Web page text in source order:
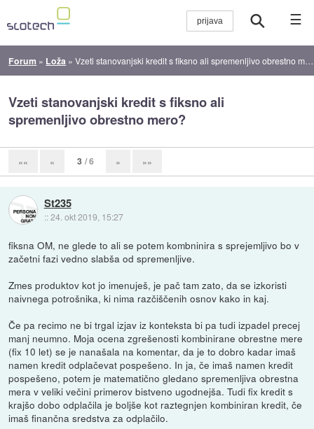
☰
Forum » Loža »Vzeti stanovanjski kredit s fiksno ali spremenljivo obrestno mero?
Vzeti stanovanjski kredit s fiksno ali
spremenljivo obrestno mero?
«« « 3 / 6 » »»
St235
::24. okt 2019, 15:27
fiksna OM, ne glede to ali se potem kombninira s sprejemljivo bo v
začetni fazi vedno slabša od spremenljive.
Zmes produktov kot jo imenuješ, je pač tam zato, da se izkoristi
naivnega potrošnika, ki nima razčiščenih osnov kako in kaj.
Če pa recimo ne bi trgal izjav iz konteksta bi pa tudi izpadel precej
manj neumno. Moja ocena zgrešenosti kombinirane obrestne mere
(fix 10 let) se je nanašala na komentar, da je to dobro kadar imaš
namen kredit odplačevat pospešeno. In ja, če imaš namen kredit
pospešeno, potem je matematično gledano spremenljiva obrestna
mera v veliki večini primerov bistveno ugodnejša. Tudi fix kredit s
krajšo dobo odplačila je boljše kot raztegnjen kombiniran kredit, če
imaš finančna sredstva za odplačilo.